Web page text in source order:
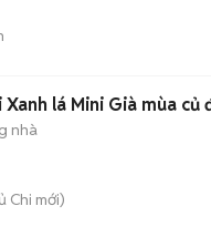
lá Mini Già mùa củ
nhà
Chi mới)